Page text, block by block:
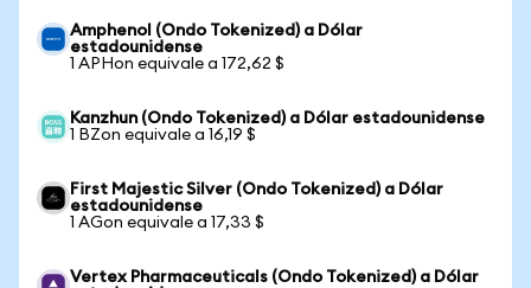
Amphenol (Ondo Tokenized) a Dólar
estadounidense
1 APHon equivale a 172,62 $
Kanzhun (Ondo Tokenized) a Dólar estadounidense
1 BZon equivale a 16,19 $
First Majestic Silver (Ondo Tokenized) a Dólar
estadounidense
1 AGon equivale a 17,33 $
Vertex Pharmaceuticals (Ondo Tokenized) a Dólar